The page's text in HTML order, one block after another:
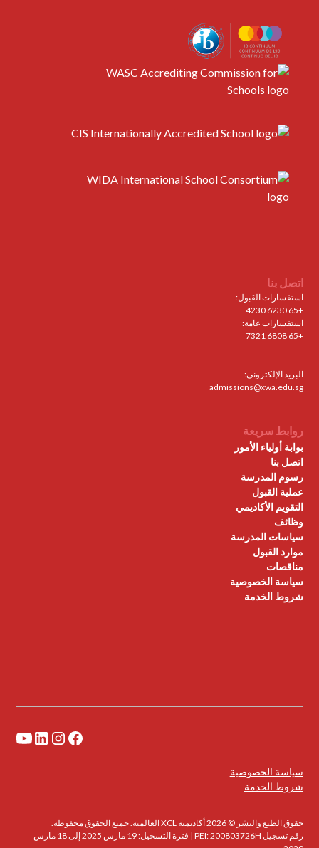
اتصل بنا
استفسارات القبول:
+65 6230 4230
استفسارات عامة:
+65 6808 7321
البريد الإلكتروني:
admissions@xwa.edu.sg
روابط سريعة
بوابة أولياء الأمور
اتصل بنا
رسوم المدرسة
عملية القبول
التقويم الأكاديمي
وظائف
سياسات المدرسة
موارد القبول
مناقصات
سياسة الخصوصية
شروط الخدمة
حقوق الطبع والنشر © 2026 أكاديمية XCL العالمية. جميع الحقوق محفوظة.
رقم تسجيل PEI: 200803726H | فترة التسجيل: 19 مارس 2025 إلى 18 مارس
سياسة الخصوصية
شروط الخدمة